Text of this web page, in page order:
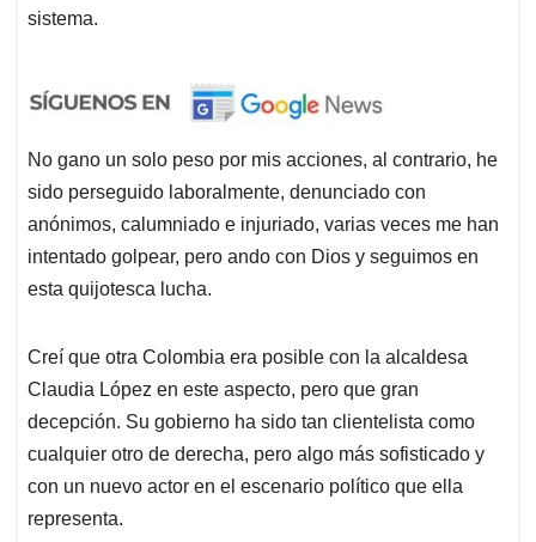
sistema.
No gano un solo peso por mis acciones, al contrario, he
sido perseguido laboralmente, denunciado con
anónimos, calumniado e injuriado, varias veces me han
intentado golpear, pero ando con Dios y seguimos en
esta quijotesca lucha.
Creí que otra Colombia era posible con la alcaldesa
Claudia López en este aspecto, pero que gran
decepción. Su gobierno ha sido tan clientelista como
cualquier otro de derecha, pero algo más sofisticado y
con un nuevo actor en el escenario político que ella
representa.